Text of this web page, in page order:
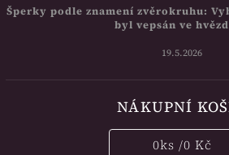
Šperky podle znamení zvěrokruhu:
byl vepsán ve
19.5.2026
NÁKUPNÍ
0ks /0 Kč